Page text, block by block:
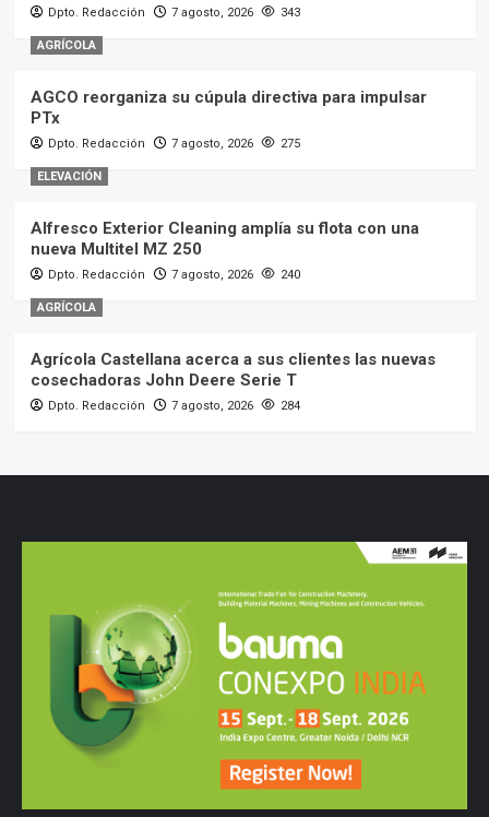
Dpto. Redacción 7 agosto, 2026 343
AGRÍCOLA
AGCO reorganiza su cúpula directiva para impulsar
PTx
Dpto. Redacción 7 agosto, 2026 275
ELEVACIÓN
Alfresco Exterior Cleaning amplía su flota con una
nueva Multitel MZ 250
Dpto. Redacción 7 agosto, 2026 240
AGRÍCOLA
Agrícola Castellana acerca a sus clientes las nuevas
cosechadoras John Deere Serie T
Dpto. Redacción 7 agosto, 2026 284